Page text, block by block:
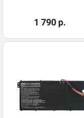
1 790 р.